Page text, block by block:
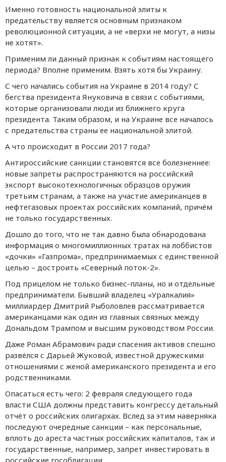
Именно готовность национальной элиты к
предательству является основным признаком
революционной ситуации, а не «верхи не могут, а низы
не хотят».
Применим ли данный признак к событиям настоящего
периода? Вполне применим. Взять хотя бы Украину.
С чего начались события на Украине в 2014 году? С
бегства президента Януковича в связи с событиями,
которые организовали люди из ближнего круга
президента. Таким образом, и на Украине все началось
с предательства страны ее национальной элитой.
А что происходит в России 2017 года?
Антироссийские санкции становятся все болезненнее:
новые запреты распространяются на российский
экспорт высокотехнологичных образцов оружия
третьим странам, а также на участие американцев в
нефтегазовых проектах российских компаний, причём
не только государственных.
Дошло до того, что не так давно была обнародована
информация о многомиллионных тратах на лоббистов
«дочки» «Газпрома», предпринимаемых с единственной
целью – достроить «Северный поток-2».
Под прицелом не только бизнес-планы, но и отдельные
предприниматели. Бывший владелец «Уралкалия»
миллиардер Дмитрий Рыболовлев рассматривается
американцами как один из главных связных между
Дональдом Трампом и высшим руководством России.
Даже Роман Абрамович ради спасения активов спешно
развёлся с Дарьей Жуковой, известной дружескими
отношениями с женой американского президента и его
родственниками.
Опасаться есть чего: 2 февраля следующего года
власти США должны представить конгрессу детальный
отчёт о российских олигархах. Вслед за этим наверняка
последуют очередные санкции – как персональные,
вплоть до ареста частных российских капиталов, так и
государственные, например, запрет инвестировать в